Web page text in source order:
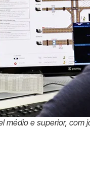
e superior, com